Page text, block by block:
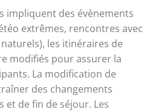
impliquent des évènements
extrêmes, rencontres avec
les itinéraires de
modifiés pour assurer la
La modification de
des changements
et de fin de séjour. Les